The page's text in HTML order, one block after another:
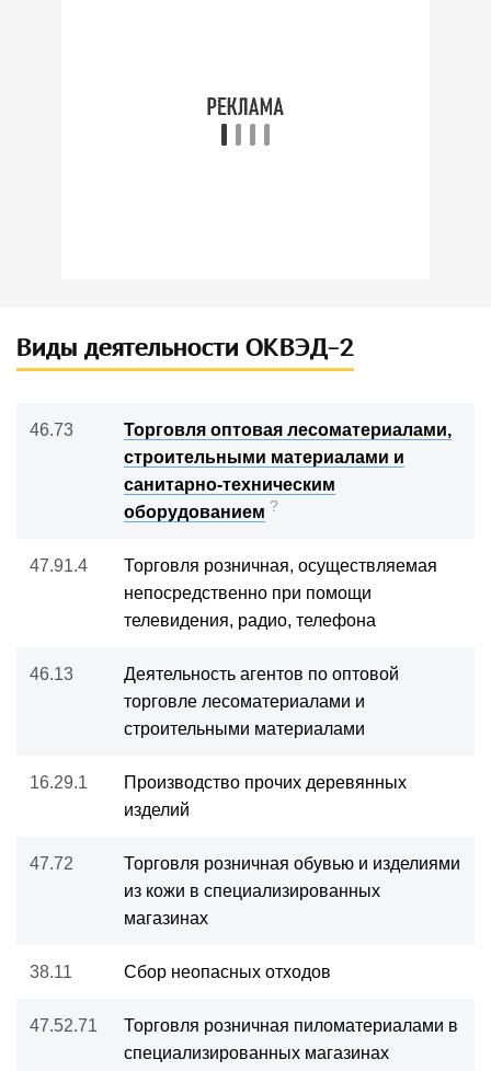
Виды деятельности ОКВЭД-2
46.73
Торговля оптовая лесоматериалами,
строительными материалами и
санитарно-техническим
оборудованием ?
47.91.4
Торговля розничная, осуществляемая
непосредственно при помощи
телевидения, радио, телефона
46.13
Деятельность агентов по оптовой
торговле лесоматериалами и
строительными материалами
16.29.1
Производство прочих деревянных
изделий
47.72
Торговля розничная обувью и изделиями
из кожи в специализированных
магазинах
38.11 Сбор неопасных отходов
47.52.71
Торговля розничная пиломатериалами в
специализированных магазинах